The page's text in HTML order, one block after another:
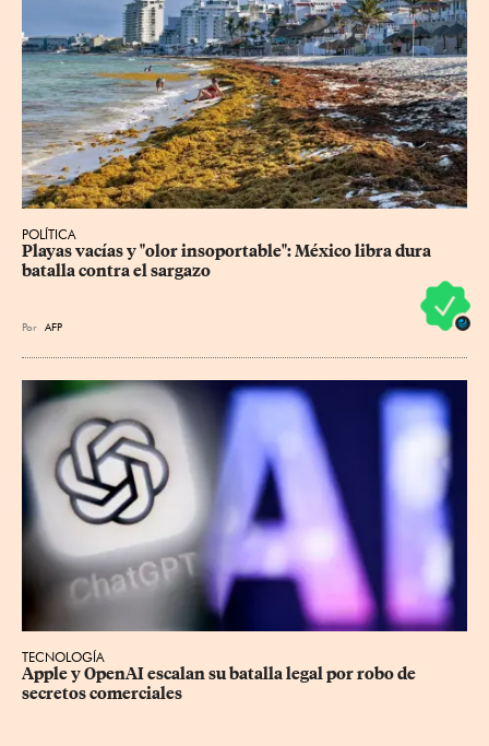
POLÍTICA
Playas vacías y "olor insoportable": México libra dura
batalla contra el sargazo
Por AFP
TECNOLOGÍA
Apple y OpenAI escalan su batalla legal por robo de
secretos comerciales